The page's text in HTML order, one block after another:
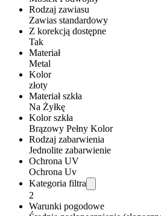
Rodzaj zawiasu
Zawias standardowy
Z korekcją dostępne
Tak
Materiał
Metal
Kolor
złoty
Materiał szkła
Na Żyłkę
Kolor szkła
Brązowy Pełny Kolor
Rodzaj zabarwienia
Jednolite zabarwienie
Ochrona UV
Ochrona Uv
Kategoria filtra
2
Warunki pogodowe